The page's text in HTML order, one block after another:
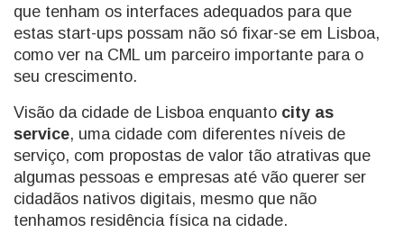
que tenham os interfaces adequados para que
estas start-ups possam não só fixar-se em Lisboa,
como ver na CML um parceiro importante para o
seu crescimento.
Visão da cidade de Lisboa enquanto city as
service, uma cidade com diferentes níveis de
serviço, com propostas de valor tão atrativas que
algumas pessoas e empresas até vão querer ser
cidadãos nativos digitais, mesmo que não
tenhamos residência física na cidade.